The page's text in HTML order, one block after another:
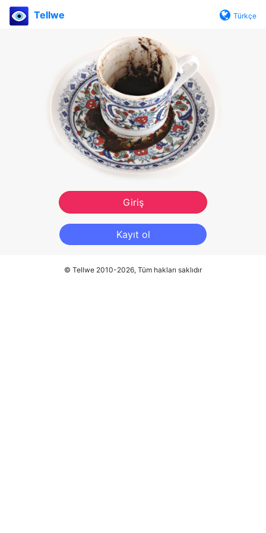
Tellwe Türkçe
Giriş
Kayıt ol
© Tellwe 2010-2026, Tüm hakları saklıdır